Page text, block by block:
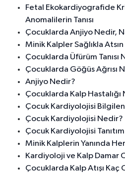
Fetal Ekokardiyografide
Anomalilerin Tanısı
Çocuklarda Anjiyo Nedir,
Minik Kalpler Sağlıkla
Çocuklarda Üfürüm Tanısı
Çocuklarda Göğüs Ağrısı
Anjiyo Nedir?
Çocuklarda Kalp Hastalığı
Çocuk Kardiyolojisi
Çocuk Kardiyolojisi Nedir?
Çocuk Kardiyolojisi
Minik Kalplerin Yanında
Kardiyoloji ve Kalp Damar
Çocuklarda Kalp Atışı Kaç